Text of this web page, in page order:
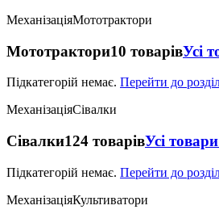
МеханізаціяМототрактори
Мототрактори10 товарівУсі
Підкатегорій немає. Перейти до
МеханізаціяСівалки
Сівалки124 товарівУсі
Підкатегорій немає. Перейти до
МеханізаціяКультиватори